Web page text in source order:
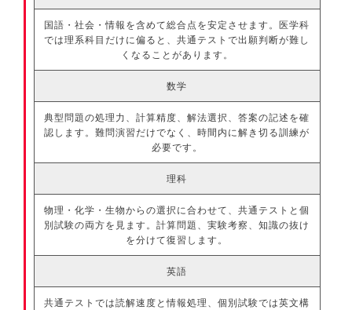
国語・社会・情報を含めて総合点を安定させます。医学科
では理系科目だけに偏ると、共通テストで出願判断が難し
くなることがあります。
数学
典型問題の処理力、計算精度、解法選択、答案の記述を確
認します。難問演習だけでなく、時間内に解き切る訓練が
必要です。
理科
物理・化学・生物からの選択に合わせて、共通テストと個
別試験の両方を見ます。計算問題、実験考察、知識の抜け
を分けて復習します。
英語
共通テストでは読解速度と情報処理、個別試験では英文構